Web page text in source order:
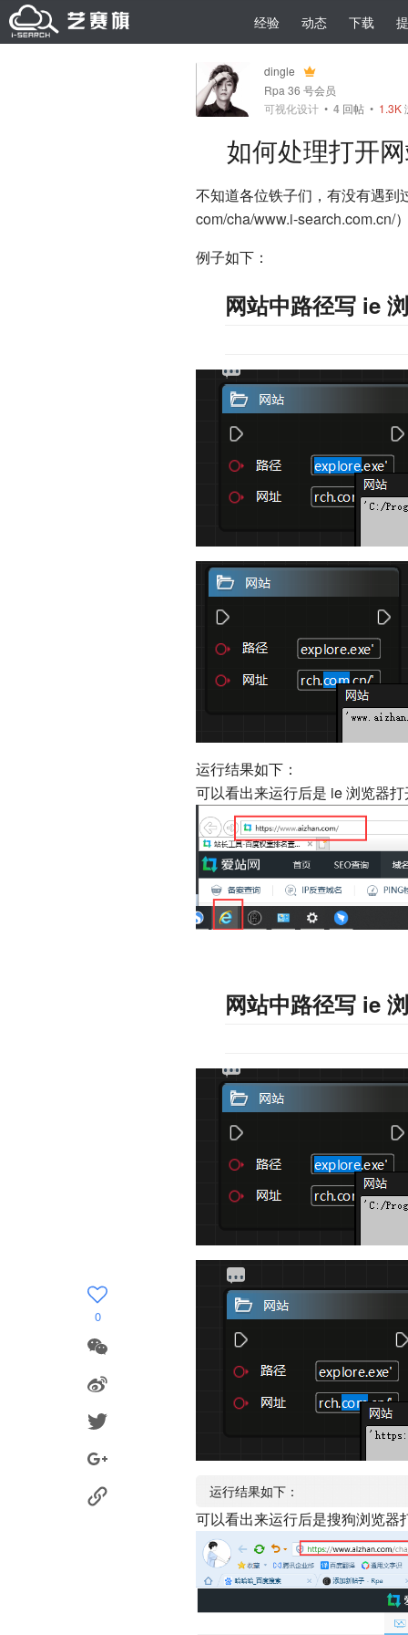
经验 动态 下载
dingle
Rpa 36 号会员
可视化设计 • 4回帖• 1.3K
如何处理打开
不知道各位铁子们，有没有遇
com/cha/www.i-search.com.cn/
例子如下：
网站中路径写 ie
运行结果如下：
可以看出来运行后是 ie 浏览器
网站中路径写 ie
可以看出来运行后是搜狗浏览器
0